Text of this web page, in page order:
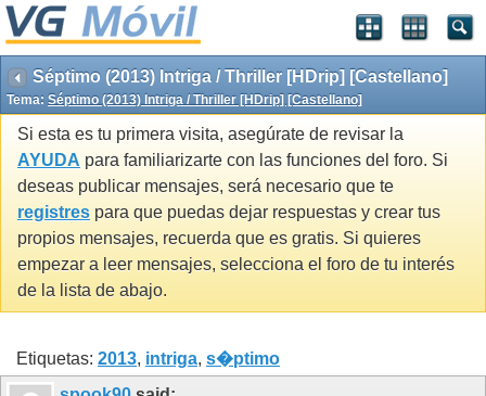
Séptimo (2013) Intriga / Thriller [HDrip] [Castellano]
Tema: Séptimo (2013) Intriga / Thriller [HDrip] [Castellano]
Si esta es tu primera visita, asegúrate de revisar la
AYUDA para familiarizarte con las funciones del foro. Si
deseas publicar mensajes, será necesario que te
registres para que puedas dejar respuestas y crear tus
propios mensajes, recuerda que es gratis. Si quieres
empezar a leer mensajes, selecciona el foro de tu interés
de la lista de abajo.
Etiquetas: 2013, intriga, s�ptimo